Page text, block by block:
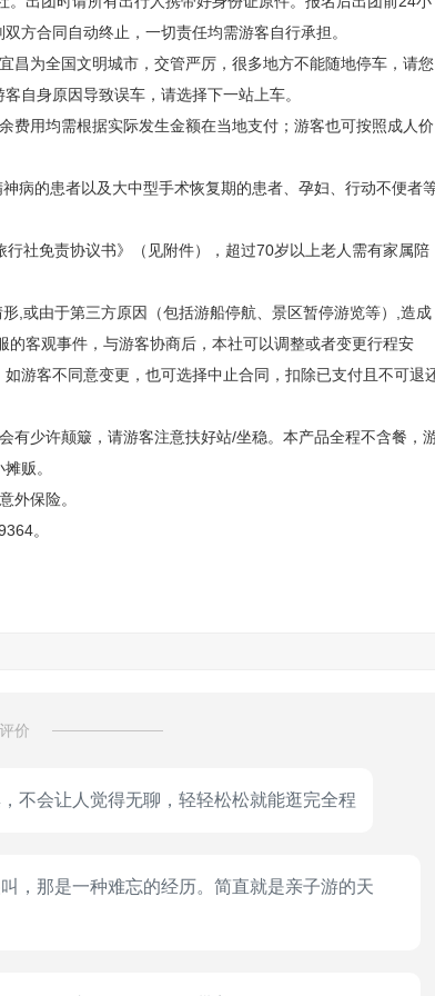
木栈道、十大观水平台，十八座风格各异的石桥、木
方合同自动终止，一切责任均需游客自行承担。
昌为全国文明城市，交管严厉，很多地方不能随地停车，请您
自身原因导致误车，请选择下一站上车。
费用均需根据实际发生金额在当地支付；游客也可按照成人价
病的患者以及大中型手术恢复期的患者、孕妇、行动不便者
社免责协议书》（见附件），超过70岁以上老人需有家属陪
,或由于第三方原因（包括游船停航、景区暂停游览等）,造成
客观事件，与游客协商后，本社可以调整或者变更行程安
游客不同意变更，也可选择中止合同，扣除已支付且不可退
有少许颠簸，请游客注意扶好站/坐稳。本产品全程不含餐，
贩。
外保险。
。
价
不会让人觉得无聊，轻轻松松就能逛完全程
，那是一种难忘的经历。简直就是亲子游的天